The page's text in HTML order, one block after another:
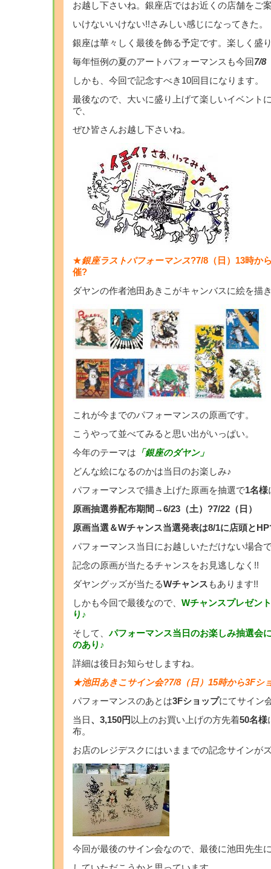
お越し下さいね。銀座店ではお近くの店舗をご
いけないいけない!!さみしい感じになってきた。
銀座は華々しく最後を飾る予定です。楽しく盛
毎年恒例の夏のアートパフォーマンスも今回 7/8
しかも、今回で記念すべき10回目になります。
最後なので、大いに盛り上げて楽しいイベント
で、
ぜひ皆さんお越し下さいね。
★銀座ラストパフォーマンス?7/8（日）13時か
催?
ダヤンの作者池田あきこがキャンバスに絵を描
これが今までのパフォーマンスの原画です。
こうやって並べてみると思い出がいっぱい。
今年のテーマは 「銀座のダヤン」
どんな絵になるのかは当日のお楽しみ♪
パフォーマンスで描き上げた原画を抽選で1名様
原画抽選券配布期間→6/23（土）?7/22（日）
原画当選＆Wチャンス当選発表は8/1に店頭と
パフォーマンス当日にお越しいただけない場合
記念の原画が当たるチャンスをお見逃しなく!!
ダヤングッズが当たるWチャンス もあります!!
しかも今回で最後なので、 Wチャンスプレゼン
り♪
そして、 パフォーマンス当日のお楽しみ抽選会
のあり♪
詳細は後日お知らせしますね。
★池田あきこサイン会?7/8（日）15時から3Fシ
パフォーマンスのあとは3Fショップにてサイン
当日 、3,150円 以上のお買い上げの方先着50名様
布。
お店のレジデスクにはいままでの記念サインが
今回が最後のサイン会なので、最後に池田先生